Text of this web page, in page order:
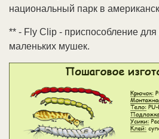
национальный парк в
** - Fly Clip - приспособление
маленьких мушек.